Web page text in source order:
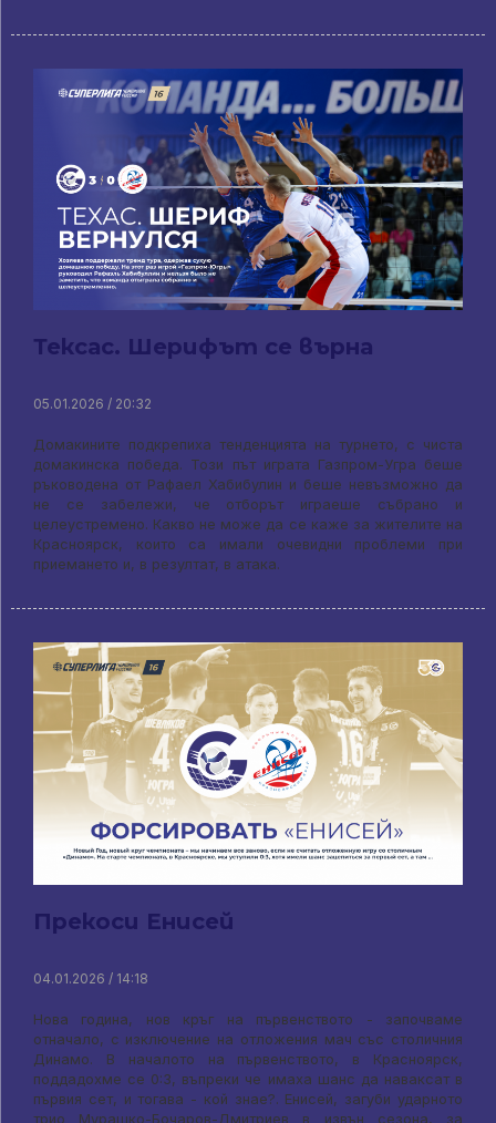
Тексас. Шерифът се върна
05.01.2026 / 20:32
Домакините подкрепиха тенденцията на турнето, с чиста
домакинска победа. Този път играта Газпром-Угра беше
ръководена от Рафаел Хабибулин и беше невъзможно да
не се забележи, че отборът играеше събрано и
целеустремено. Какво не може да се каже за жителите на
Красноярск, които са имали очевидни проблеми при
приемането и, в резултат, в атака.
Прекоси Енисей
04.01.2026 / 14:18
Нова година, нов кръг на първенството - започваме
отначало, с изключение на отложения мач със столичния
Динамо. В началото на първенството, в Красноярск,
поддадохме се 0:3, въпреки че имаха шанс да наваксат в
първия сет, и тогава - кой знае?. Енисей, загуби ударното
трио Мурашко-Бочаров-Дмитриев в извън сезона, за